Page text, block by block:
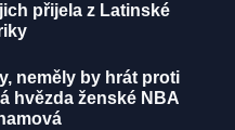
přijela z Latinské
neměly by hrát proti
hvězda ženské NBA